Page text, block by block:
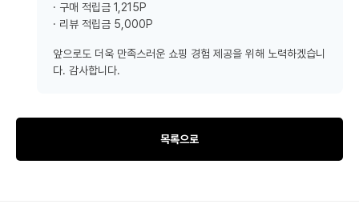
· 구매 적립금 1,215P
· 리뷰 적립금 5,000P
앞으로도 더욱 만족스러운 쇼핑 경험 제공을 위해 노력하겠습니
다. 감사합니다.
목록으로